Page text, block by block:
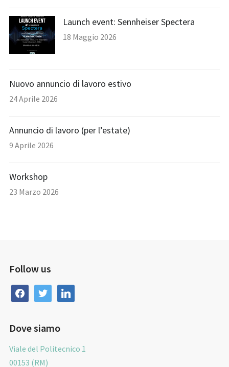
Launch event: Sennheiser Spectera
18 Maggio 2026
Nuovo annuncio di lavoro estivo
24 Aprile 2026
Annuncio di lavoro (per l’estate)
9 Aprile 2026
Workshop
23 Marzo 2026
Follow us
facebooktwitter linkedin
Dove siamo
Viale del Politecnico 1
00153 (RM)